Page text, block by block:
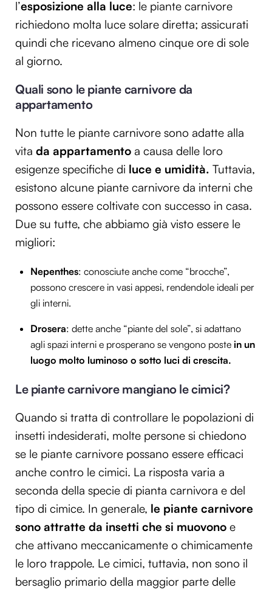
l’esposizione alla luce: le piante carnivore
richiedono molta luce solare diretta; assicurati
quindi che ricevano almeno cinque ore di sole
al giorno.
Quali sono le piante carnivore da
appartamento
Non tutte le piante carnivore sono adatte alla
vita da appartamento a causa delle loro
esigenze specifiche di luce e umidità. Tuttavia,
esistono alcune piante carnivore da interni che
possono essere coltivate con successo in casa.
Due su tutte, che abbiamo già visto essere le
migliori:
Nepenthes: conosciute anche come “brocche”,
possono crescere in vasi appesi, rendendole ideali per
gli interni.
Drosera: dette anche “piante del sole”, si adattano
agli spazi interni e prosperano se vengono poste in un
luogo molto luminoso o sotto luci di crescita.
Le piante carnivore mangiano le cimici?
Quando si tratta di controllare le popolazioni di
insetti indesiderati, molte persone si chiedono
se le piante carnivore possano essere efficaci
anche contro le cimici. La risposta varia a
seconda della specie di pianta carnivora e del
tipo di cimice. In generale, le piante carnivore
sono attratte da insetti che si muovono e
che attivano meccanicamente o chimicamente
le loro trappole. Le cimici, tuttavia, non sono il
bersaglio primario della maggior parte delle